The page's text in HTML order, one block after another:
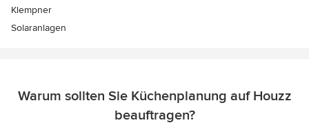
Klempner
Solaranlagen
Warum sollten Sie Küchenplanung auf Houzz
beauftragen?